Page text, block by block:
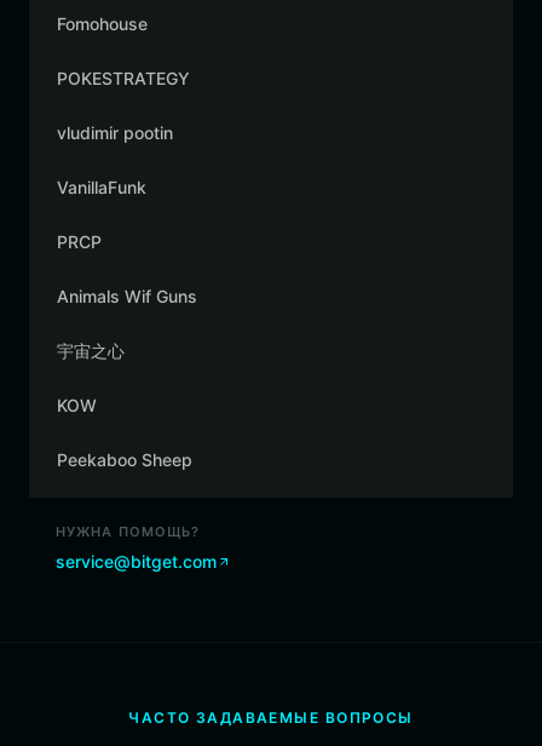
Fomohouse
POKESTRATEGY
vludimir pootin
VanillaFunk
PRCP
Animals Wif Guns
宇宙之心
KOW
Peekaboo Sheep
НУЖНА ПОМОЩЬ?
service@bitget.com
ЧАСТО ЗАДАВАЕМЫЕ ВОПРОСЫ